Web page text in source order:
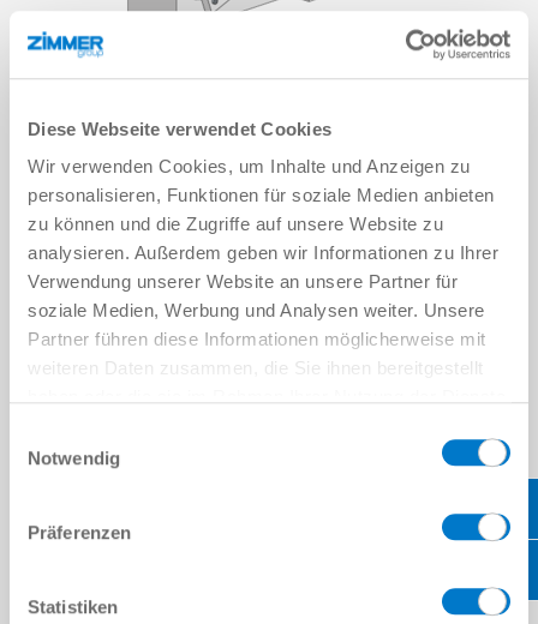
Diese Webseite verwendet Cookies
Wir verwenden Cookies, um Inhalte und Anzeigen zu
personalisieren, Funktionen für soziale Medien anbieten
zu können und die Zugriffe auf unsere Website zu
analysieren. Außerdem geben wir Informationen zu Ihrer
Verwendung unserer Website an unsere Partner für
soziale Medien, Werbung und Analysen weiter. Unsere
Partner führen diese Informationen möglicherweise mit
weiteren Daten zusammen, die Sie ihnen bereitgestellt
Notwendig
Präferenzen
Statistiken
TEMPO DI RIATTREZZAGGIO
MACCHINA MINIMOMASSIMA
PRODUTTIVITÀ